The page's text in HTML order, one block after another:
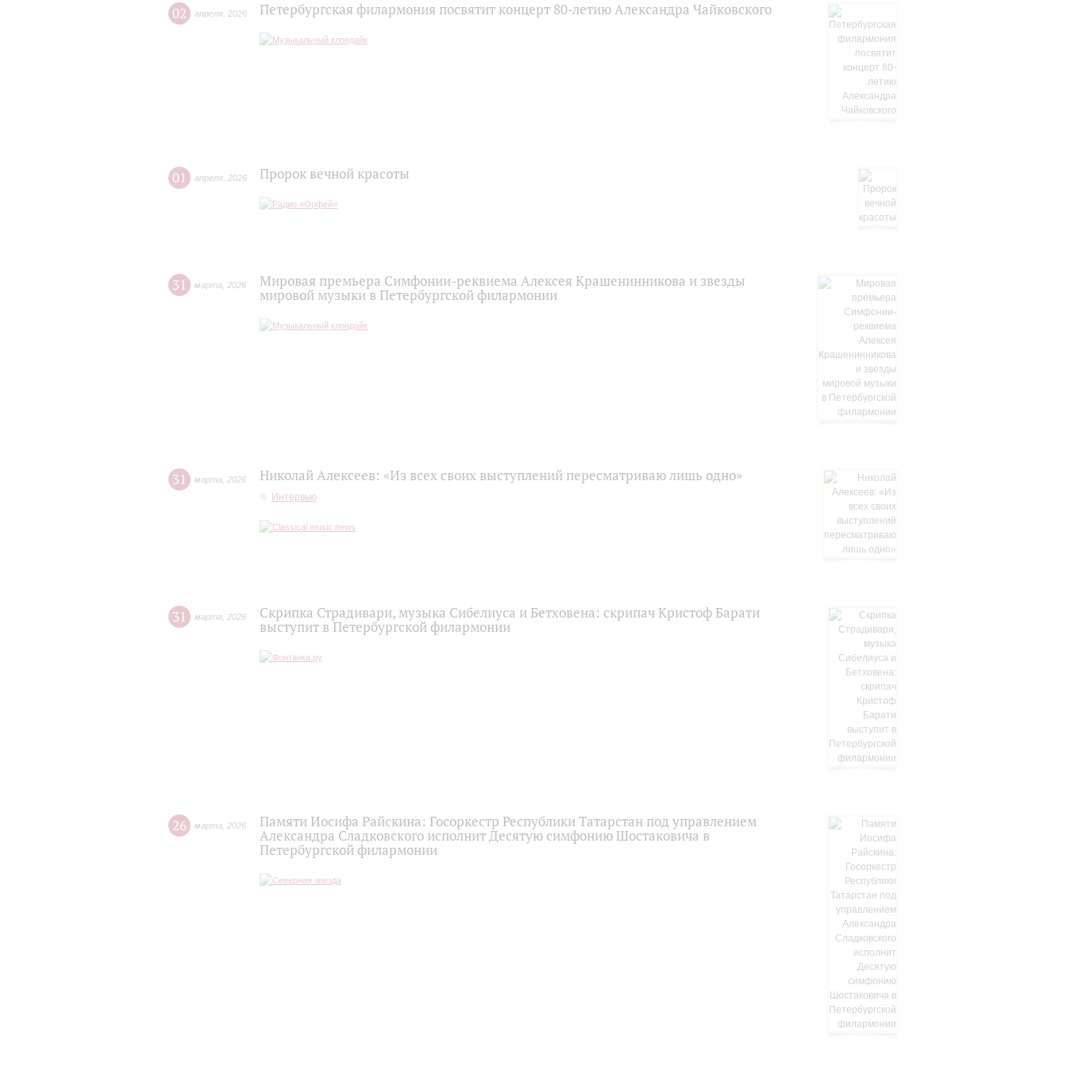
02 апреля 2026 Петербургская филармония посвятит концерт 80-летию Александра Чайковского
01 апреля 2026 Пророк вечной красоты
31 марта 2026
Мировая премьера Симфонии-реквиема Алексея Крашенинникова и звезды
мировой музыки в Петербургской филармонии
31 марта 2026 Николай Алексеев: «Из всех своих выступлений пересматриваю лишь одно»
Интервью
31 марта 2026
Скрипка Страдивари, музыка Сибелиуса и Бетховена: скрипач Кристоф Барати
выступит в Петербургской филармонии
26 марта 2026
Памяти Иосифа Райскина: Госоркестр Республики Татарстан под управлением
Александра Сладковского исполнит Десятую симфонию Шостаковича в
Петербургской филармонии